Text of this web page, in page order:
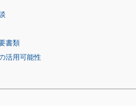
書類
活用可能性